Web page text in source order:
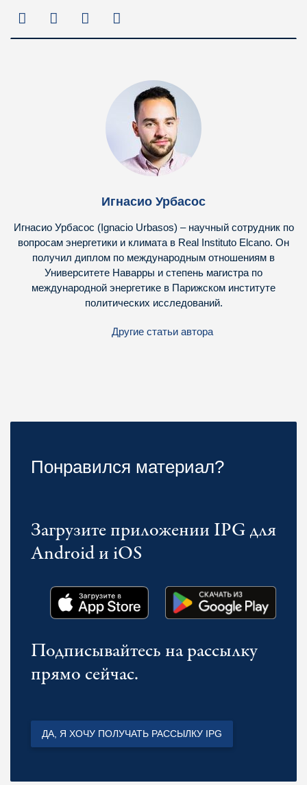
Игнасио Урбасос
Игнасио Урбасос (Ignacio Urbasos) – научный сотрудник по
вопросам энергетики и климата в Real Instituto Elcano. Он
получил диплом по международным отношениям в
Университете Наварры и степень магистра по
международной энергетике в Парижском институте
политических исследований.
Другие статьи автора
Понравился материал?
Загрузите приложении IPG для
Android и iOS
Подписывайтесь на рассылку
прямо сейчас.
ДА, Я ХОЧУ ПОЛУЧАТЬ РАССЫЛКУ IPG